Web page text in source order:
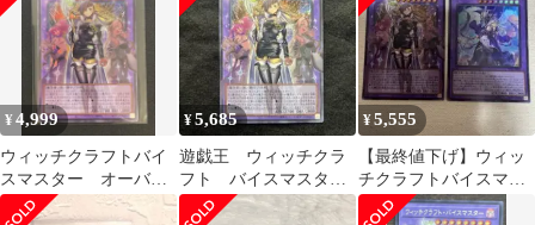
¥4,999
ウィッチクラフトバイ
スマスター オーバー
フレーム シークレッ
¥5,685
遊戯王 ウィッチクラ
フト バイスマスタ
ー オーバーフレー
¥5,555
【最終値下げ】ウィッ
チクラフトバイスマス
ター オーバーフレーム